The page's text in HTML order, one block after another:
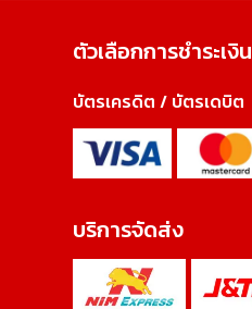
ตัวเลือกการชำระเงิน
บัตรเครดิต / บัตรเดบิต
บริการจัดส่ง